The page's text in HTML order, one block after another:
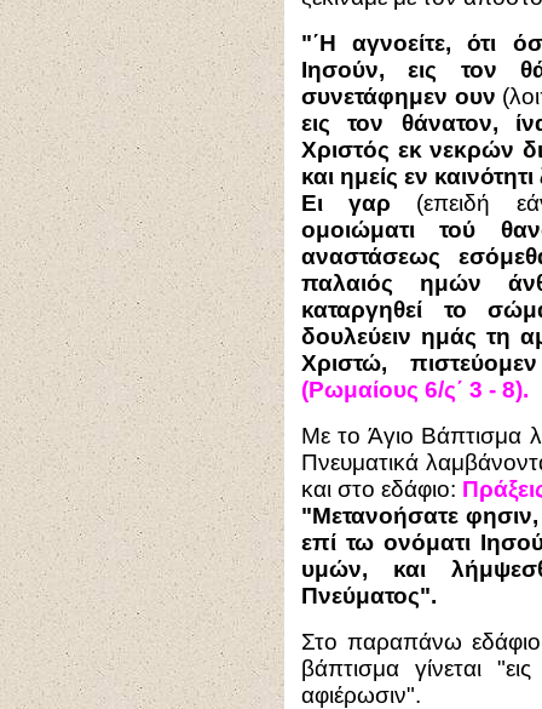
"΄Η αγνοείτε, ότι
Ιησούν, εις τον
συνετάφημεν ουν
εις τον θάνατον,
Χριστός εκ νεκρών
και ημείς εν
Ει γαρ (επειδή
ομοιώματι τού
αναστάσεως
παλαιός ημών
καταργηθεί το
δουλεύειν ημάς τη
Χριστώ,
(Ρωμαίους 6/ς΄ 3 - 8).
Με το Άγιο Βάπτισμα
Πνευματικά
και στο εδάφιο:
"Μετανοήσατε
επί τω ονόματι
υμών, και
Πνεύματος".
Στο παραπάνω εδάφιο,
βάπτισμα γίνεται
αφιέρωσιν".